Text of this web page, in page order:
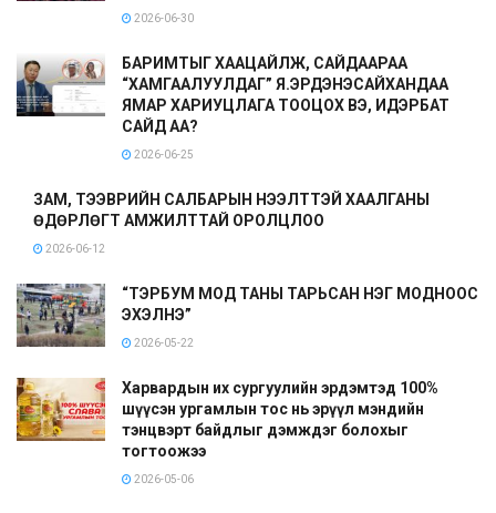
2026-06-30
БАРИМТЫГ ХААЦАЙЛЖ, САЙДААРАА
“ХАМГААЛУУЛДАГ” Я.ЭРДЭНЭСАЙХАНДАА
ЯМАР ХАРИУЦЛАГА ТООЦОХ ВЭ, ИДЭРБАТ
САЙД АА?
2026-06-25
ЗАМ, ТЭЭВРИЙН САЛБАРЫН НЭЭЛТТЭЙ ХААЛГАНЫ
ӨДӨРЛӨГТ АМЖИЛТТАЙ ОРОЛЦЛОО
2026-06-12
“ТЭРБУМ МОД ТАНЫ ТАРЬСАН НЭГ МОДНООС
ЭХЭЛНЭ”
2026-05-22
Харвардын их сургуулийн эрдэмтэд 100%
шүүсэн ургамлын тос нь эрүүл мэндийн
тэнцвэрт байдлыг дэмждэг болохыг
тогтоожээ
2026-05-06